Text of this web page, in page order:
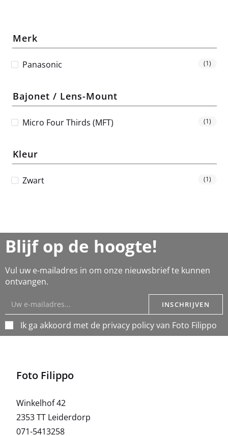
Merk
Panasonic (1)
Bajonet / Lens-Mount
Micro Four Thirds (MFT) (1)
Kleur
Zwart (1)
Blijf op de hoogte!
Vul uw e-mailadres in om onze nieuwsbrief te kunnen
ontvangen.
Ik ga akkoord met de privacy policy van Foto Filippo
INSCHRIJVEN
Foto Filippo
Winkelhof 42
2353 TT Leiderdorp
071-5413258